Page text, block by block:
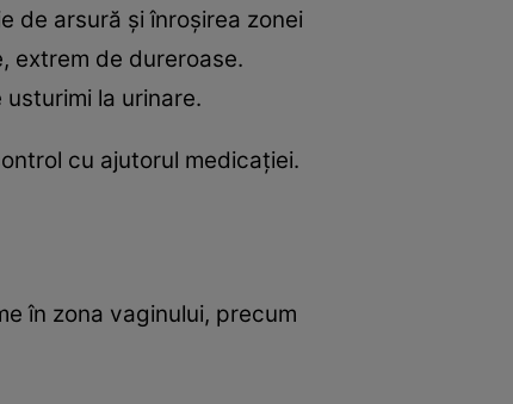
de arsură şi înroşirea zonei
extrem de dureroase.
la urinare.
cu ajutorul medicaţiei.
în zona vaginului, precum